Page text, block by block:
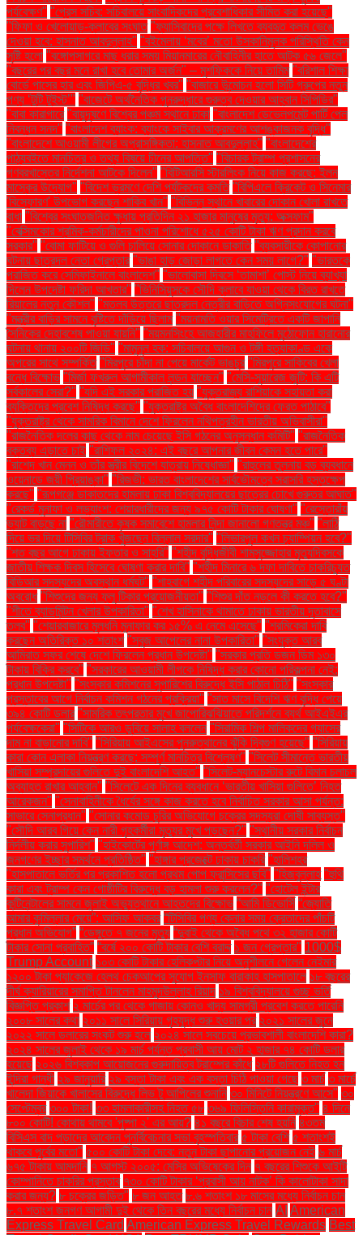
পর্যবেক্ষণ" "প্রেস সচিব: সচিবালয়ে সাংবাদিকদের প্রবেশাধিকার সীমিত করা হয়েছে"
"ফিফা ও খেলোয়াড়-ক্লাবের সংঘাত "ফ্যাসিবাদের পক্ষে লিখতে ব্যবহৃত কলম ভেঙে
দেওয়া হবে: হাসনাত আবদুল্লাহ" "বইমেলায় ‘মবের’ মতো উসকানিমূলক পরিস্থিতি কেন
সৃষ্টি হলো "বঙ্গোপসাগরে মাছ ধরার সময় মিয়ানমারের নৌবাহিনীর হাতে আটক ৫৬ জেলে"
"বছরের পর বছর মনে রাখা হবে তোমার অর্জন" – মুশফিককে নিয়ে তামিম "বরিশাল শিক্ষা
বোর্ডে পাসের হার এবং জিপিএ-৫ বৃদ্ধির খবর" "বাজারে উন্মোচন হলো সিটি গ্রুপের নতুন
পণ্য ‘টুটি টুইস্ট’" "বাজেটে অর্থনৈতিক পুনরুদ্ধারে গুরুত্ব দেওয়ার আহ্বান সিপিডির"
"বাবা কারাগারে "বায়ুদূষণে বিশ্বের পঞ্চম স্থানে ঢাকা "বাংলাদেশ ডেভেলপমেন্ট পার্টি পেল
নিবন্ধন সনদ" "বাংলাদেশ ব্যাংক: ব্যাংকে সাইবার আক্রমণের আশঙ্কাজনক বৃদ্ধি"
"বাংলাদেশে আওয়ামী লীগের অপ্রাসঙ্গিকতা: হাসনাত আবদুল্লাহ" "বাংলাদেশের
পাঠ্যবইতে মানচিত্র ও তথ্য বিষয়ে চীনের আপত্তি" "বিচারক ট্রাম্প প্রশাসনের
গণবরখাস্তের নির্দেশনা আটকে দিলেন" "বিটিআরসি স্টারলিংক নিয়ে কাজ করছে: ইলন
মাস্কের উদ্যোগ" "বিদেশ ভ্রমণে দেশি পর্যটকদের কমতি "বিপিএলে ক্রিকেট ও সিনেমার
'বিস্ফোরণ' উপভোগ করছেন শাকিব খান" "বিভিন্ন স্থানে খাবারের দোকান খোলা রাখতে
বাধা "বিশ্বের সংঘাতজনিত ক্ষুধায় প্রতিদিন ২১ হাজার মানুষের মৃত্যু: অক্সফাম"
"বেক্সিমকোর শ্রমিক-কর্মচারীদের পাওনা পরিশোধে ৫২৫ কোটি টাকা ঋণ প্রদান করবে
সরকার" "বোমা ফাটিয়ে ও গুলি চালিয়ে সোনার দোকানে ডাকাতি "ব্যবসায়ীকে কোপানোর
ঘটনায় ছাত্রদল নেতা গ্রেপ্তার "ভাঙা হাড় জোড়া লাগতে কেন সময় লাগে?" "ভারতকে
পরাজিত করে সেমিফাইনালে বাংলাদেশ" "ভালোবাসা দিবসে ‘তামাশা’ পোস্ট নিয়ে ব্যাখ্যা
দিলেন উপদেষ্টা ফরিদা আখতার" "ভিনিসিয়ুসকে সৌদি ক্লাবে যাওয়া থেকে বিরত রাখতে
রিয়ালের নতুন কৌশল" "মতলব উত্তরে ছাত্রদল নেত্রীর বাড়িতে অগ্নিসংযোগের ঘটনা"
"মন্ত্রীর বাড়ির সামনে বৃষ্টিতে দাঁড়িয়ে ছিলাম "ময়নামতি ওয়ার সিমেট্রিতে একটি জাপানি
সৈনিকের দেহাবশেষ পাওয়া যায়নি" "ময়মনসিংহে আজহারীর মাহফিলে মুঠোফোন হারানোর
ঘটনায় থানায় ২০০টি জিডি" "মামুনুল হক: সচিবালয়ে আগুন ও টঙ্গী হত্যাকাণ্ড একে
অপরের সাথে সম্পর্কিত "মিরপুরে চাঁদা না পেয়ে মার্কেট ভাঙচুর "মিরপুরে সাকিবের খেলা
বন্ধে বিক্ষোভ "মির্জা ফখরুল আগামীকাল লন্ডন যাচ্ছেন" "মেসি-সুয়ারেজ জুটি: কি এটি
সর্বকালের সেরা?" "যদি এই সরকার পরাজিত হয় "যুক্তরাজ্য রাশিয়াকে সহায়তা করা
ব্যক্তিদের প্রবেশ নিষিদ্ধ করছে" "যুক্তরাষ্ট্র অবৈধ বাংলাদেশিদের ফেরত পাঠাবে"
"যুক্তরাষ্ট্র থেকে সামরিক বিমানে দেশে ফিরলেন নথিপত্রহীন ভারতীয় অভিবাসীরা"
"রাজনৈতিক দলের কাছ থেকে নাম চেয়েছে ইসি গঠনের অনুসন্ধান কমিটি" "রাজনৈতিক
বক্তব্য এড়াতে চাই "রাশিফল ২০২৪: এই বছরে আপনার জীবন কেমন হতে পারে"
"রাশেদ খান মেনন ও তাঁর স্ত্রীর বিদেশে যাত্রায় নিষেধাজ্ঞা" "রাহুলের তুলনায় বড় ব্যবধানে
ওয়েনাডে জয়ী প্রিয়াঙ্কা" "রিজভী: ভারত বাংলাদেশের সার্বভৌমত্বে সরাসরি হস্তক্ষেপ
করছে" "রূপগঞ্জে ডাকাতদের হামলায় ঢাকা বিশ্ববিদ্যালয়ের ছাত্রের চোখে গুরুতর আঘাত"
"রেকর্ড মুনাফা ও লভ্যাংশ: শেয়ারধারীদের জন্য ৯৭৫ কোটি টাকার ঘোষণা" "রেস্তোরাঁয়
ভ্যাট বাড়ছে না "রৌমারীতে কৃষক সমাবেশে হামলার নিন্দা জানালো গণতন্ত্র মঞ্চ" "লাঠি
দিয়ে ভর দিয়ে টিসিবির ট্রাক খুঁজছেন বিল্লাল সরদার" "লিভারপুল কখন চ্যাম্পিয়ন হবে?"
"শত বছর আগে ঢাকায় ইফতার ও সাহ্‌রি" "শহীদ বুদ্ধিজীবী শামসুজ্জোহার মৃত্যুদিবসকে
জাতীয় শিক্ষক দিবস হিসেবে ঘোষণা করার দাবি" "শহীদ মিনারে ৬ দফা দাবিতে চাকরিচ্যুত
বিডিআর সদস্যদের অবস্থান ধর্মঘট" "শাহবাগে শহীদ পরিবারের সদস্যদের সাড়ে ৫ ঘণ্টা
অবরোধ "শিশুদের জন্য ফ্লু টিকার প্রয়োজনীয়তা" "শিশুর দাঁত নড়লে কী করতে হবে?"
"শীতে ব্যাডমিন্টন খেলার উপকারিতা" "শেখ হাসিনাকে থামাতে ঢাকায় ভারতীয় দূতাবাসে
তলব" "শেয়ারবাজারে মূলধনি মুনাফার কর ১৫% এ নেমে এসেছে" "শ্রমিকেরা দাবি
করছেন অতিরিক্ত ১০ শতাংশ "সবুজ আপেলের নানা উপকারিতা" "সংযুক্ত আরব
আমিরাত সফর শেষে দেশে ফিরলেন প্রধান উপদেষ্টা" "সরকার প্রতি ডজন ডিম ১৩০
টাকায় বিক্রি করবে" "সরকারের আওয়ামী লীগকে নিষিদ্ধ করার কোনো পরিকল্পনা নেই:
প্রধান উপদেষ্টা" "সংস্কার কমিশনের সুপারিশের বিরুদ্ধে ইসি পাঠাল চিঠি" "সংস্কার
প্রস্তাবের আগে নির্বাচন কমিশন গঠনের প্রক্রিয়া" "সাত মাসে বিদেশি ঋণ বৃদ্ধি পেয়ে
৩৯৪ কোটি ডলার "সামরিক তৎপরতার মুখে জাপোরিঝঝিয়াতে পরিদর্শনে ব্যর্থ আইএইএর
পর্যবেক্ষকেরা" "সিটিকে আরও ডুবিয়ে সালাহ বললেন "সিরামিক শিল্প মালিকদের গ্যাসের
দাম না বাড়ানোর দাবি" "সিরিয়ায় আইএসের পুনরুত্থানের ঝুঁকি দ্বিগুণ হয়েছে" "সিরিয়ায়
কারা কোন এলাকা নিয়ন্ত্রণ করছে: সম্পূর্ণ মানচিত্র বিশ্লেষণ" "সিলেট সীমান্তে ভারতীয়
খাসিয়া সম্প্রদায়ের গুলিতে দুই বাংলাদেশি আহত" "সিলেট-ম্যানচেস্টার রুটে বিমান চলাচল
অব্যাহত রাখার আহ্বান" "সিলেটে এক দিনের ব্যবধানে ‘ভারতীয় খাসিয়া গু‌লিতে’ নিহত
আরেকজন" "সেনাবাহিনীকে ধৈর্যের সঙ্গে কাজ করতে হবে নির্বাচিত সরকার আসা পর্যন্ত:
সাভারে সেনাপ্রধান" "সোনার কমোড চুরির অভিযোগে চক্রের সদস্যরা দোষী সাব্যস্ত"
"সৌদি আরব গিয়ে কেন নারী গৃহকর্মীরা মৃত্যুর মুখে পড়ছেন?" "স্থানীয় সরকার নির্বাচন
নির্দলীয় করার সুপারিশ" "হাইকোর্টের পূর্ণাঙ্গ আদেশ: অন্তর্বর্তী সরকার আইনি দলিল ও
জনগণের ইচ্ছার সমর্থনে প্রতিষ্ঠিত" "হাঙ্গার প্রজেক্টে ঢাকায় চাকরি "হালিশহর
"হাসপাতালে ভর্তির পর প্রকাশিত হলো প্রথম পোপ ফ্রান্সিসের ছবি" "হিজবুল্লাহ "হুথি
কারা এবং ট্রাম্প কেন গোষ্ঠীটির বিরুদ্ধে বড় হামলা শুরু করলেন?" "হোটেল ইন্টার
কন্টিনেন্টালের সামনে জুলাই অভ্যুত্থানে আহতদের বিক্ষোভ “আমি ডিভোর্সি “জ্যোতি
আমার কুমিল্লার মেয়ে”: আসিফ আকবর “টিসিবির পণ্য কেনার সময় ক্রেতাদের পাঁচটি
প্রধান অভিযোগ” “ডেঙ্গুতে ৭ জনের মৃত্যু “দুবাই থেকে অবৈধ পথে ৩২ হাজার কোটি
টাকার সোনা প্রবাহিত” “বর্ষে ২০০ কোটি টাকার বেশি বরাদ্দ ১ জন গ্রেপ্তার" 1000$
Trump Account ১০৩ কোটি টাকার হেলিকপ্টার নিয়ে অনুশীলনে গেলেন নেইমার
১২০০ টাকা প্যাকেজে হেলথ চেকআপের সুযোগ ইনসাফ বারাকাহ হাসপাতালে ১৮ বছরের
দীর্ঘ ক্যারিয়ারের সমাপ্তি টানলেন মাহমুদউল্লাহ রিয়াদ ১৯ বিশ্ববিদ্যালয়ে গুচ্ছ ভর্তি
বিজ্ঞপ্তি প্রকাশ ২ মার্চের পর থেকে গাজায় কোনও খাদ্য সামগ্রী প্রবেশ করতে পারেনি
২০০৮ সালের কথা ২০১১ সালে সিরিয়ায় গৃহযুদ্ধ শুরু হওয়ার পর ২০২১ সালের জুনে
২০২২ সালে ডলারের সংকট শুরু হলে ২০২৪ সালে সবচেয়ে প্রভাবশালী বাংলাদেশি কারা?
২০২৪ সালের জুলাই থেকে ১৯ মার্চ পর্যন্ত প্রবাসী আয় মোট ২ হাজার ৭৪ কোটি ডলার
হয়েছে ২০২৬ বিশ্বকাপ আয়োজনের গুরুদায়িত্ব ট্রাম্পের কাঁধে ২৮টি গুলিতে নিহত হন
ইন্দিরা গান্ধী ২৯ জানুয়ারি ২৯ বস্তা টাকা এবং এক বস্তা চিঠি পাওয়া গেছে ৩ মার্চ ৩ মার্চে
খালেদা জিয়াকে খালাসের বিরুদ্ধে লিভ টু আপিলের শুনানি ৩০ মিনিটে নিয়ন্ত্রণে আসে" ৩০
সেপ্টেম্বর ৩০০ টাকা! ৩৩ হামলাকারীসহ নিহত ৫৮ ৩৬৯ ফিলিস্তিনি কারামুক্ত" ৪ দিনে
৮০০ কোটি! কোথায় থামবে 'পুষ্পা ২' এর আয়? ৪১ বছরে বিচার শেষ হয়নি ৪৩তম
বিসিএস বাদ পড়াদের আবেদন পুনর্বিবেচনার সভা বৃহস্পতিবার ৫ টাকা বেশি ৫ শতাংশই
থাকবে পূর্বের মতো" ৫০০ কোটি টাকা দেবে: নতুন টাকা ছাপানোর প্রয়োজন নেই ৬ মার্চ
৬৭৫ টাকায় আমদানি ৭ আগস্ট ২০০৫: মেসির অভিষেকের দিন ৭ বছরের শিশুকে আইটি
কোম্পানিতে চাকরির প্রস্তাব ৭৩০ কোটি টাকার ‘প্রবাসী আয় নাটক’ কি কালোটাকা সাদা
করার জন্য? ৮ চক্রের জড়িত" ৮ জন আহত ৮.৬ শতাংশ ১৮ মাসের মধ্যে নির্বাচন চান
৮.৭ শতাংশ জনগণ আগামী দুই থেকে তিন বছরের মধ্যে নির্বাচন চান AI American
Express Travel Card American Express Travel Rewards Best